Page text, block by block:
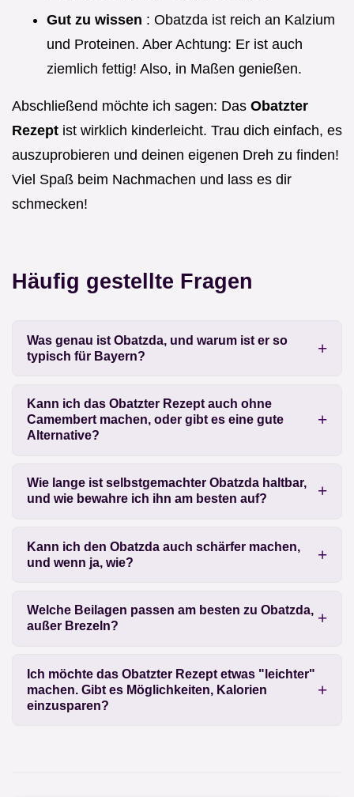
Gut zu wissen : Obatzda ist reich an Kalzium
und Proteinen. Aber Achtung: Er ist auch
ziemlich fettig! Also, in Maßen genießen.
Abschließend möchte ich sagen: Das Obatzter
Rezept ist wirklich kinderleicht. Trau dich einfach, es
auszuprobieren und deinen eigenen Dreh zu finden!
Viel Spaß beim Nachmachen und lass es dir
schmecken!
Häufig gestellte Fragen
Was genau ist Obatzda, und warum ist er so
typisch für Bayern?
Kann ich das Obatzter Rezept auch ohne
Camembert machen, oder gibt es eine gute
Alternative?
Wie lange ist selbstgemachter Obatzda haltbar,
und wie bewahre ich ihn am besten auf?
Kann ich den Obatzda auch schärfer machen,
und wenn ja, wie?
Welche Beilagen passen am besten zu Obatzda,
außer Brezeln?
Ich möchte das Obatzter Rezept etwas "leichter"
machen. Gibt es Möglichkeiten, Kalorien
einzusparen?